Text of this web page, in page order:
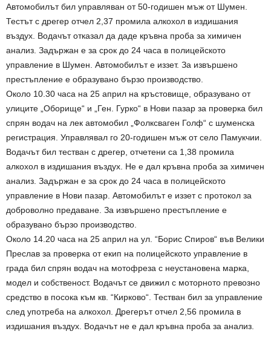
Автомобилът бил управляван от 50-годишен мъж от Шумен.
Тестът с дрегер отчел 2,37 промила алкохол в издишания
въздух. Водачът отказал да даде кръвна проба за химичен
анализ. Задържан е за срок до 24 часа в полицейското
управление в Шумен. Автомобилът е иззет. За извършено
престъпление е образувано бързо производство.
Около 10.30 часа на 25 април на кръстовище, образувано от
улиците „Оборище“ и „Ген. Гурко“ в Нови пазар за проверка бил
спрян водач на лек автомобил „Фолксваген Голф“ с шуменска
регистрация. Управлявал го 20-годишен мъж от село Памукчии.
Водачът бил тестван с дрегер, отчетени са 1,38 промила
алкохол в издишания въздух. Не е дал кръвна проба за химичен
анализ. Задържан е за срок до 24 часа в полицейското
управление в Нови пазар. Автомобилът е иззет с протокол за
доброволно предаване. За извършено престъпление е
образувано бързо производство.
Около 14.20 часа на 25 април на ул. “Борис Спиров“ във Велики
Преслав за проверка от екип на полицейското управление в
града бил спрян водач на мотофреза с неустановена марка,
модел и собственост. Водачът се движил с моторното превозно
средство в посока към кв. “Кирково“. Тестван бил за управление
след употреба на алкохол. Дрегерът отчел 2,56 промила в
издишания въздух. Водачът не е дал кръвна проба за анализ.